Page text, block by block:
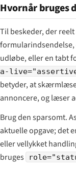
Hvornår bruges
Til beskeder, der
formularindsendelse,
udløbe, eller en tabt
a-
betyder, at
annoncere, og læser
Brug den sparsomt.
aktuelle opgave; det
eller vellykket
bruges